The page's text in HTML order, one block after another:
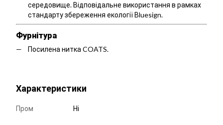
середовище. Відповідальне використання в рамках
стандарту збереження екології Вluesign.
Фурнітура
Посилена нитка COATS.
Характеристики
Пром Ні